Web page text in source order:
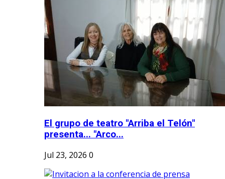
El grupo de teatro "Arriba el Telón"
presenta... "Arco...
Jul 23, 2026 0